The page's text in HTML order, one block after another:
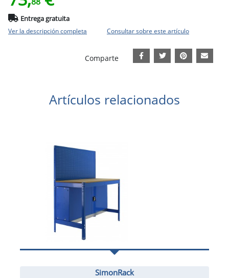
Entrega gratuita
Ver la descripción completa Consultar sobre este artículo
Comparte
Artículos relacionados
SimonRack